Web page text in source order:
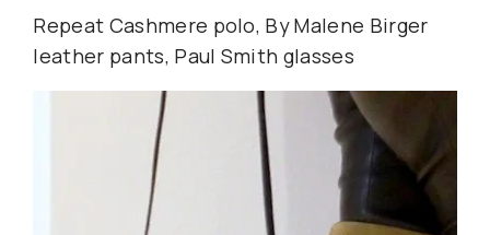
Repeat Cashmere polo, By Malene Birger
leather pants, Paul Smith glasses